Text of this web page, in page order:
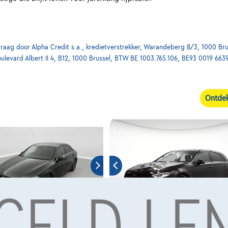
door Alpha Credit s.a., kredietverstrekker, Warandeberg 8/3, 1000
Albert II 4, B12, 1000 Brussel, BTW BE 1003.765.106, BE93 0019